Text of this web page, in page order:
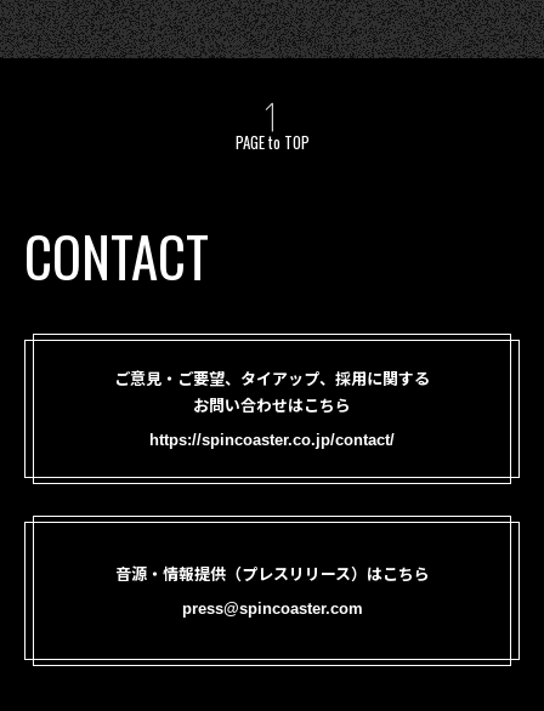
PAGE to TOP
CONTACT
ご意見・ご要望、タイアップ、採用に関する
お問い合わせはこちら
https://spincoaster.co.jp/contact/
音源・情報提供（プレスリリース）はこちら
press@spincoaster.com